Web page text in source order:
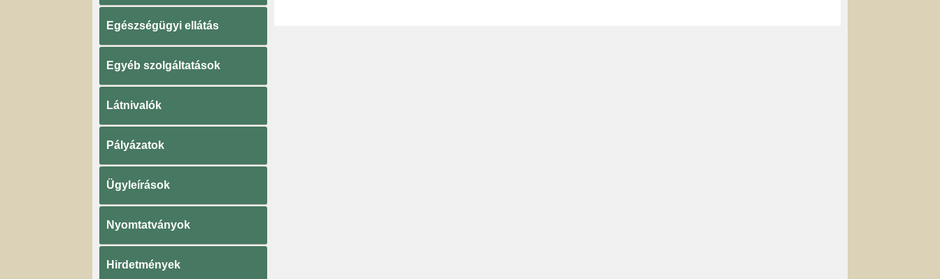
Egészségügyi ellátás
Egyéb szolgáltatások
Látnivalók
Pályázatok
Ügyleírások
Nyomtatványok
Hirdetmények